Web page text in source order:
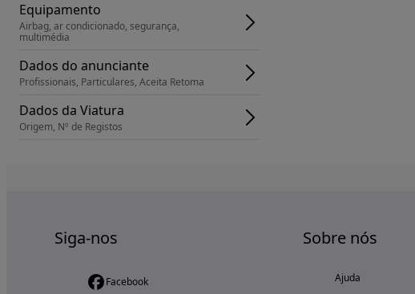
Equipamento
Airbag, ar condicionado, segurança,
multimédia
Dados do anunciante
Profissionais, Particulares, Aceita Retoma
Dados da Viatura
Origem, Nº de Registos
Siga-nos
Facebook
Sobre nós
Ajuda